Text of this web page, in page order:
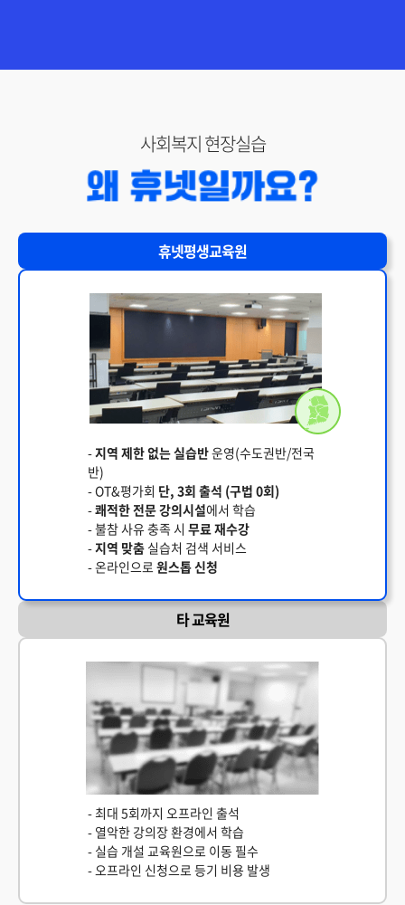
사회복지실천기술론
150,000원
69,000원
자원봉사론
150,000원
150,000원
다다익선
장애인복지론
150,000원
69,000원
사회복지 현장실습
휴넷평생교육원
-지역 제한 없는 실습반운영(수도권반/전국
반)
- OT&평가회 단, 3회 출석 (구법 0회)
-쾌적한 전문 강의시설에서 학습
- 불참 사유 충족 시무료 재수강
-지역 맞춤 실습처 검색 서비스
- 온라인으로원스톱 신청
타 교육원
- 최대 5회까지 오프라인 출석
- 열악한 강의장 환경에서 학습
- 실습 개설 교육원으로 이동 필수
- 오프라인 신청으로 등기 비용 발생